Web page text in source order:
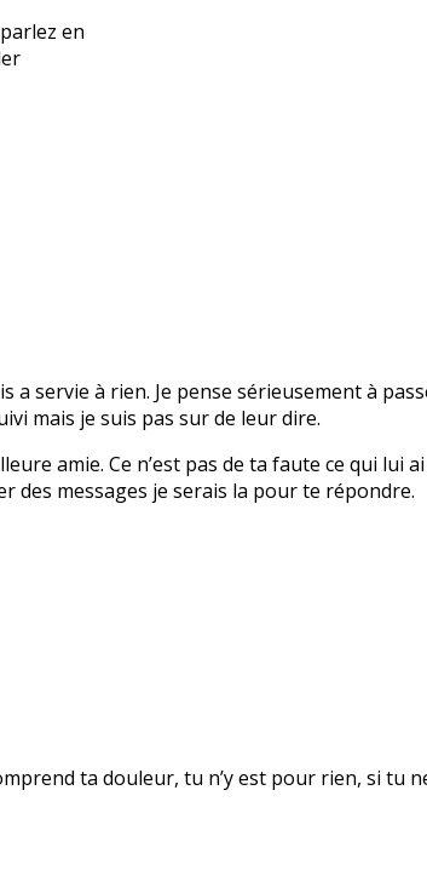
en
servie à rien. Je pense sérieusement à
mais je suis pas sur de leur dire.
amie. Ce n’est pas de ta faute ce qui lui
des messages je serais la pour te répondre.
ta douleur, tu n’y est pour rien, si tu